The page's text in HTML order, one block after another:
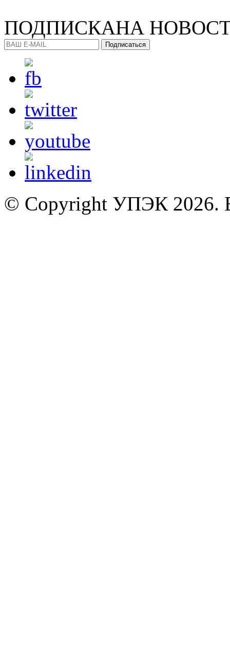
ПОДПИСКАНА
Подписаться
© Copyright УПЭК 2026.